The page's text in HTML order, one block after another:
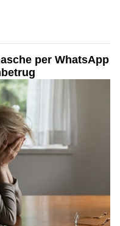
per WhatsApp